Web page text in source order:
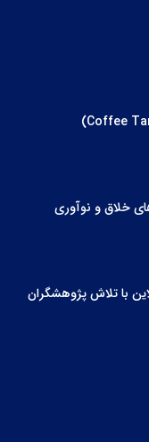
خلاق و نوآوری
با تلاش پژوهشگران